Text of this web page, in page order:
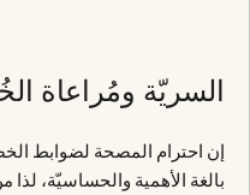
السريّة ومُراعاة
إن احترام المصحة لضوابط
بالغة الأهمية والحساسيّة،